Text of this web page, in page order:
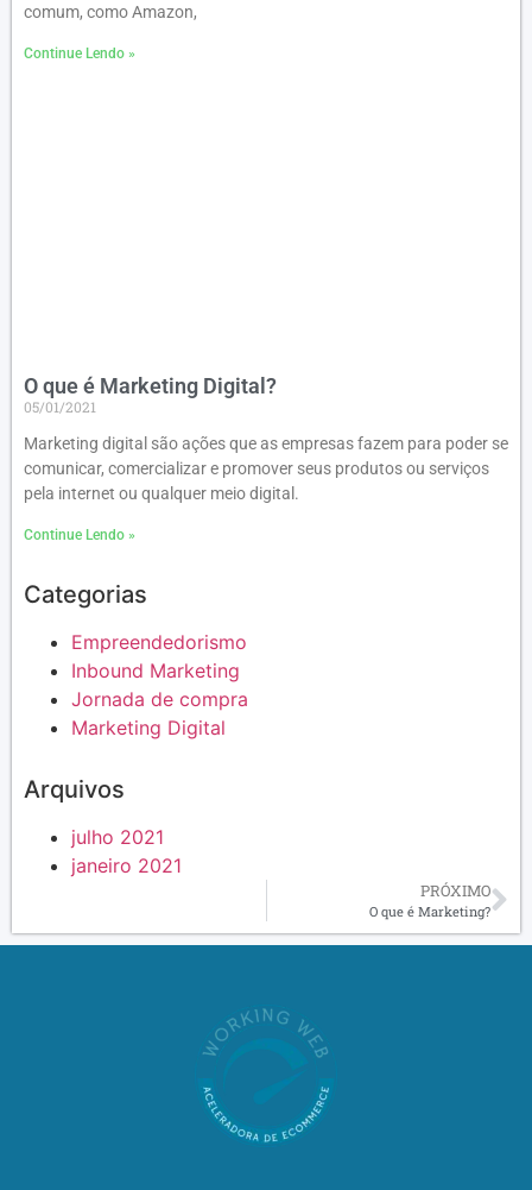
comum, como Amazon,
Continue Lendo »
O que é Marketing Digital?
05/01/2021
Marketing digital são ações que as empresas fazem para poder se
comunicar, comercializar e promover seus produtos ou serviços
pela internet ou qualquer meio digital.
Continue Lendo »
Categorias
Empreendedorismo
Inbound Marketing
Jornada de compra
Marketing Digital
Arquivos
julho 2021
janeiro 2021
PRÓXIMO
O que é Marketing?